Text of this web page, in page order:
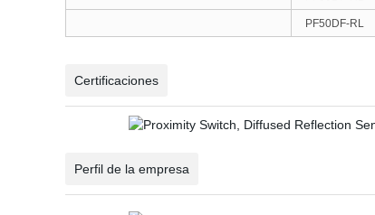
PF50DF-RL
Certificaciones
Perfil de la empresa